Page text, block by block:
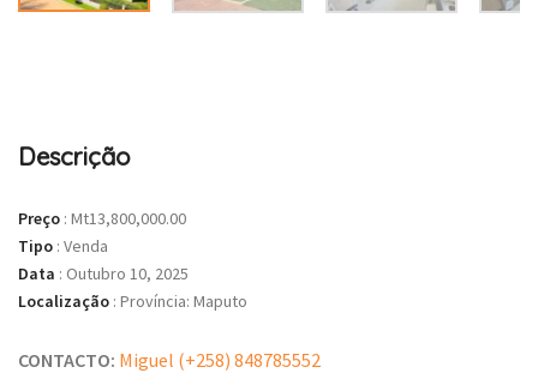
Descrição
Preço : Mt13,800,000.00
Tipo : Venda
Data : Outubro 10, 2025
Localização : Província: Maputo
CONTACTO: Miguel (+258) 848785552